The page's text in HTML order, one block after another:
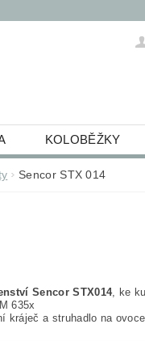
KOLOBĚŽKY
ELEKTRO
Sencor STX 014
Sencor STX014, ke
635x
kráječ a struhadlo na